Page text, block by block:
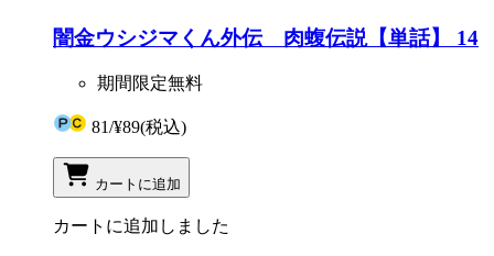
闇金ウシジマくん外伝 肉蝮伝説【単話】 14
期間限定無料
81/¥89(税込)
カートに追加
カートに追加しました